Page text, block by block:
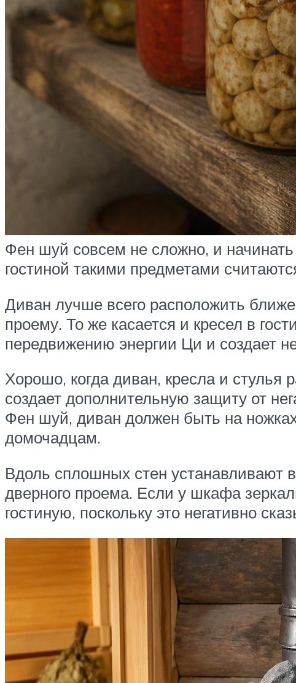
Фен шуй совсем не сложно, и
гостиной такими предметами
Диван лучше всего расположить
проему. То же касается и кресел в
передвижению энергии Ци и создает
Хорошо, когда диван, кресла и стулья
создает дополнительную защиту от
Фен шуй, диван должен быть на
домочадцам.
Вдоль сплошных стен устанавливают
дверного проема. Если у шкафа
гостиную, поскольку это негативно